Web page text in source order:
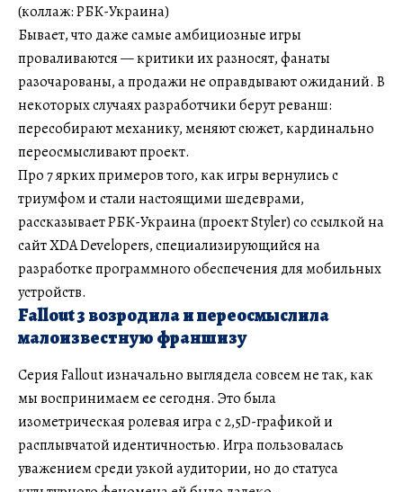
(коллаж: РБК-Украина)
Бывает, что даже самые амбициозные игры
проваливаются — критики их разносят, фанаты
разочарованы, а продажи не оправдывают ожиданий. В
некоторых случаях разработчики берут реванш:
пересобирают механику, меняют сюжет, кардинально
переосмысливают проект.
Про 7 ярких примеров того, как игры вернулись с
триумфом и стали настоящими шедеврами,
рассказывает РБК-Украина (проект Styler) со ссылкой на
сайт XDA Developers, специализирующийся на
разработке программного обеспечения для мобильных
устройств.
Fallout 3 возродила и переосмыслила
малоизвестную франшизу
Серия Fallout изначально выглядела совсем не так, как
мы воспринимаем ее сегодня. Это была
изометрическая ролевая игра с 2,5D-графикой и
расплывчатой идентичностью. Игра пользовалась
уважением среди узкой аудитории, но до статуса